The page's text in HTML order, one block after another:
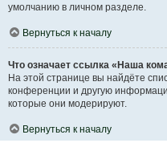
умолчанию в личном разделе.
Вернуться к началу
Что означает ссылка «Наша
На этой странице вы найдёте
конференции и другую
которые они модерируют.
Вернуться к началу